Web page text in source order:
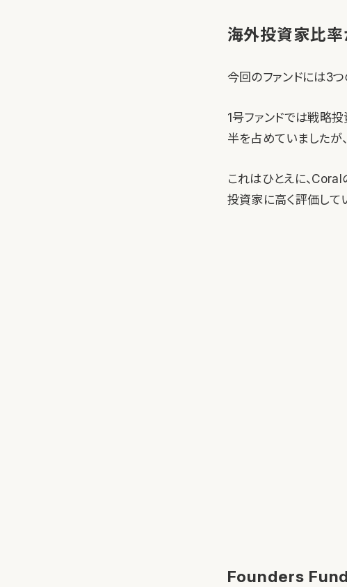
海外投資家比
今回のファンドには3
1号ファンドでは戦略
半を占めていましたが
これはひとえに、Coral
投資家に高く評価して
Founders Fund